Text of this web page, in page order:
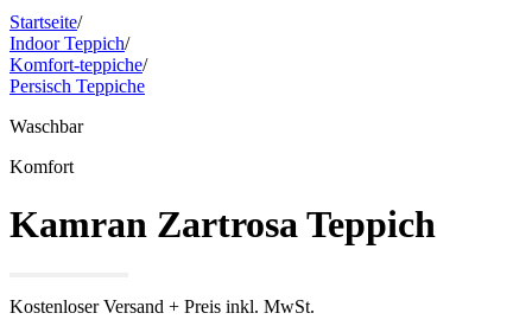
Startseite/
Indoor Teppich/
Komfort-teppiche/
Persisch Teppiche
Waschbar
Komfort
Kamran Zartrosa Teppich
Kostenloser Versand + Preis inkl. MwSt.